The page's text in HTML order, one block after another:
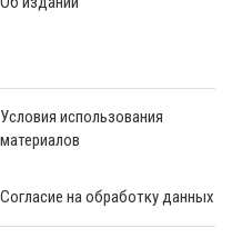
Условия использования
материалов
Согласие на обработку данных